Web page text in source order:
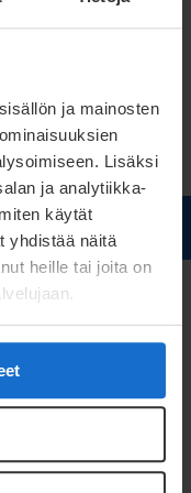
ja mainosten
Lisäksi
ja analytiikka-
käytät
yhdistää näitä
heille tai joita on
i